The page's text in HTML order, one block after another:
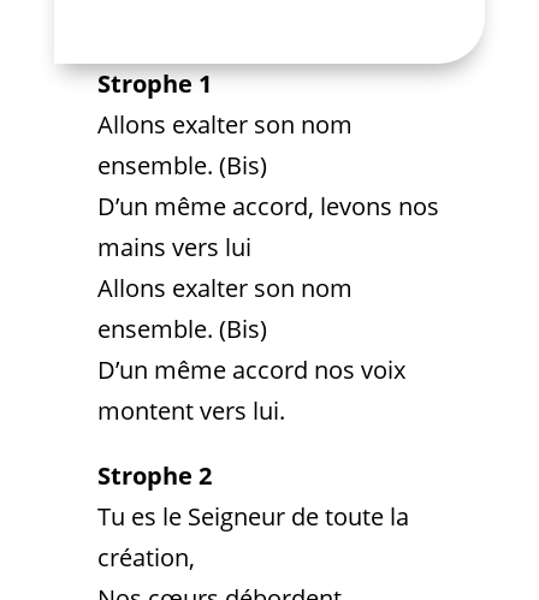
Strophe 1
Allons exalter son nom
ensemble. (Bis)
D’un même accord, levons nos
mains vers lui
Allons exalter son nom
ensemble. (Bis)
D’un même accord nos voix
montent vers lui.
Strophe 2
Tu es le Seigneur de toute la
création,